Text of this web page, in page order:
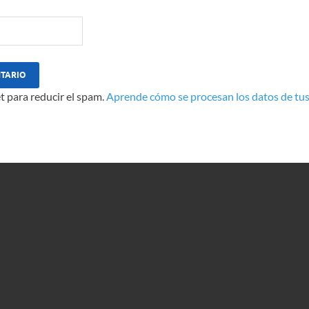
para reducir el spam.Aprende cómo se procesan los datos de